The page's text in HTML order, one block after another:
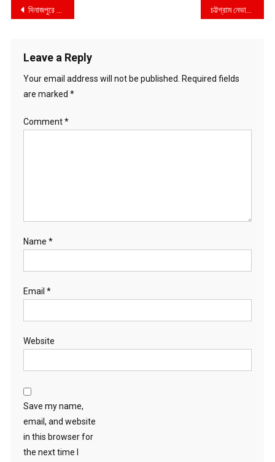
Post
দিনাজপুরে বিএসটিআইয়ের মোবাইল কোর্ট কর্তৃক ২৪,০০০ টাকা জরিমানা চট্টগ্রাম নেভাল একাডেমিতে শীতকালীন রাষ্ট্রপতি কুচকাওয়াজ পরিদর্শন করলেন প্রধানমন্ত্রী শেখ হাসিনা
Leave a Reply
Your email address will not be published. Required fields
are marked *
Comment*
Name *
Email *
Website
Save my name,
email, and website
in this browser for
the next time I